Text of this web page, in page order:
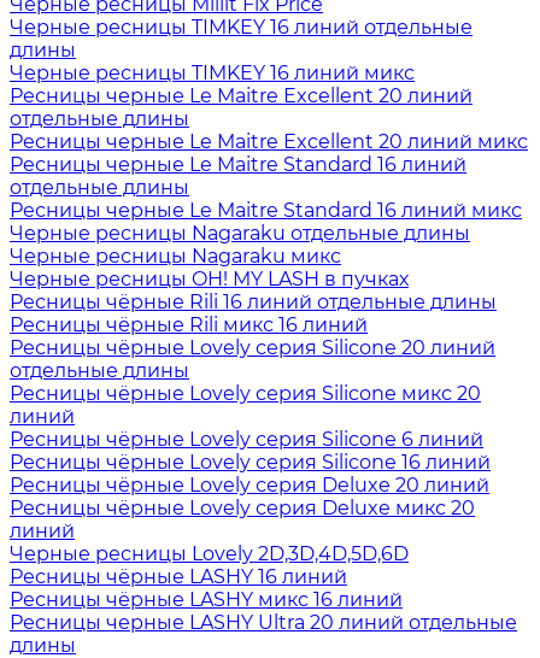
Черные ресницы TIMKEY 16 линий отдельные
длины
Черные ресницы TIMKEY 16 линий микс
Ресницы черные Le Maitre Excellent 20 линий
отдельные длины
Ресницы черные Le Maitre Excellent 20 линий микс
Ресницы черные Le Maitre Standard 16 линий
отдельные длины
Ресницы черные Le Maitre Standard 16 линий микс
Черные ресницы Nagaraku отдельные длины
Черные ресницы Nagaraku микс
Черные ресницы OH! MY LASH в пучках
Ресницы чёрные Rili 16 линий отдельные длины
Ресницы чёрные Rili микс 16 линий
Ресницы чёрные Lovely серия Silicone 20 линий
отдельные длины
Ресницы чёрные Lovely серия Silicone микс 20
линий
Ресницы чёрные Lovely серия Silicone 6 линий
Ресницы чёрные Lovely серия Silicone 16 линий
Ресницы чёрные Lovely серия Deluxe 20 линий
Ресницы чёрные Lovely серия Deluxe микс 20
линий
Черные ресницы Lovely 2D,3D,4D,5D,6D
Ресницы чёрные LASHY 16 линий
Ресницы чёрные LASHY микс 16 линий
Ресницы черные LASHY Ultra 20 линий отдельные
длины